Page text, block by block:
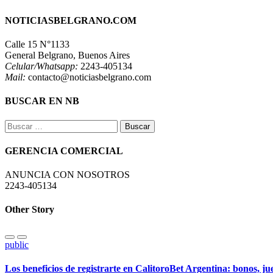
NOTICIASBELGRANO.COM
Calle 15 N°1133
General Belgrano, Buenos Aires
Celular/Whatsapp: 2243-405134
Mail: contacto@noticiasbelgrano.com
BUSCAR EN NB
Buscar:
GERENCIA COMERCIAL
ANUNCIA CON NOSOTROS
2243-405134
Other Story
public
Los beneficios de registrarte en CalitoroBet Argentina: bonos,